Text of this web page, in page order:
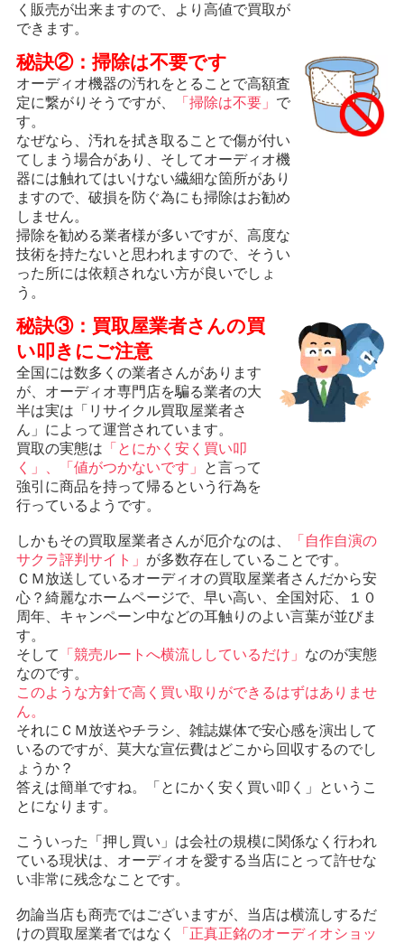
く販売が出来ますので、より高値で買取が
できます。
秘訣②：掃除は不要です
オーディオ機器の汚れをとることで高額査
定に繋がりそうですが、
「掃除は不要」 で
す。
なぜなら、汚れを拭き取ることで傷が付い
てしまう場合があり、そしてオーディオ機
器には触れてはいけない繊細な箇所があり
ますので、破損を防ぐ為にも掃除はお勧め
しません。
掃除を勧める業者様が多いですが、高度な
技術を持たないと思われますので、そうい
った所には依頼されない方が良いでしょ
う。
秘訣③：買取屋業者さんの買
い叩きにご注意
全国には数多くの業者さんがあります
が、オーディオ専門店を騙る業者の大
半は実は「リサイクル買取屋業者さ
ん」によって運営されています。
買取の実態は 「とにかく安く買い叩
く」、「値がつかないです」
と言って
強引に商品を持って帰るという行為を
行っているようです。
しかもその買取屋業者さんが厄介なのは、
「自作自演の
サクラ評判サイト」 が多数存在していることです。
ＣＭ放送しているオーディオの買取屋業者さんだから安
心？綺麗なホームページで、早い高い、全国対応、１０
周年、キャンペーン中などの耳触りのよい言葉が並びま
す。
そして
「競売ルートへ横流ししているだけ」 なのが実態
なのです。
このような方針で高く買い取りができるはずはありませ
ん。
それにＣＭ放送やチラシ、雑誌媒体で安心感を演出して
いるのですが、莫大な宣伝費はどこから回収するのでし
ょうか？
答えは簡単ですね。「とにかく安く買い叩く」というこ
とになります。
こういった「押し買い」は会社の規模に関係なく行われ
ている現状は、オーディオを愛する当店にとって許せな
い非常に残念なことです。
勿論当店も商売ではございますが、当店は横流しするだ
けの買取屋業者ではなく
「正真正銘のオーディオショッ